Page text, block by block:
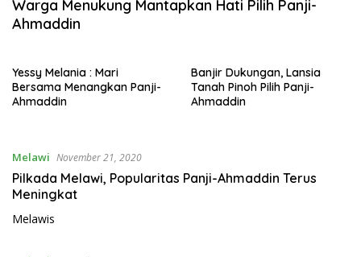
Warga Menukung Mantapkan Hati Pilih Panji-
Ahmaddin
Yessy Melania : Mari
Bersama Menangkan Panji-
Ahmaddin
Banjir Dukungan, Lansia
Tanah Pinoh Pilih Panji-
Ahmaddin
Melawi November 21, 2020
Pilkada Melawi, Popularitas Panji-Ahmaddin Terus
Meningkat
Melawis